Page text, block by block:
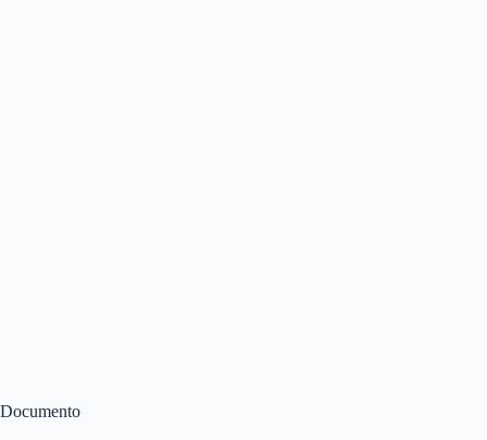
Documento